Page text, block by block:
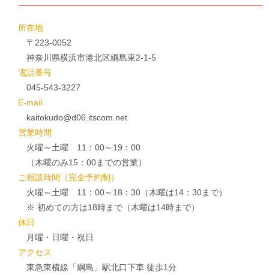
所在地
〒223-0052
神奈川県横浜市港北区綱島東2-1-5
電話番号
045-543-3227
E-mail
kaitokudo@d06.itscom.net
営業時間
火曜～土曜 11：00～19：00
（木曜のみ15：00までの営業）
ご相談時間（完全予約制）
火曜～土曜 11：00～18：30（木曜は14：30まで）
※ 初めての方は18時まで（木曜は14時まで）
休日
月曜・日曜・祝日
アクセス
東急東横線「綱島」駅北口下車 徒歩1分